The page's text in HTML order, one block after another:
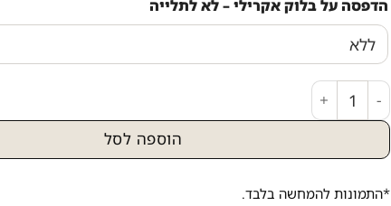
הדפסה על בלוק אקרילי – לא לתלייה
הוספה לסל
*התמונות להמחשה בלבד.